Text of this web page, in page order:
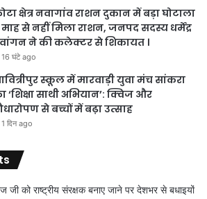
क्षेत्र नवागांव राशन दुकान में बड़ा घोटाला
माह से नहीं मिला राशन, जनपद सदस्य धर्मेंद्र
ने की कलेक्टर से शिकायत ।
16 घंटे ago
स्कूल में मारवाड़ी युवा मंच सांकरा
‘शिक्षा साथी अभियान’: क्विज और
से बच्चों में बढ़ा उत्साह
1 दिन ago
जी को राष्ट्रीय संरक्षक बनाए जाने पर देशभर से बधाइयों